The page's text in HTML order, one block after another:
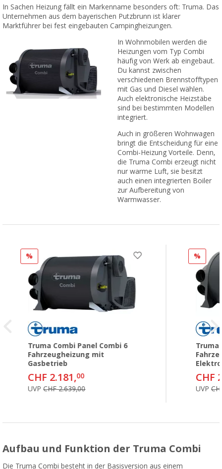
In Sachen Heizung fällt ein Markenname besonders oft: Truma. Das
Unternehmen aus dem bayerischen Putzbrunn ist klarer
Marktführer bei fest eingebauten Campingheizungen.
In Wohnmobilen werden die
Heizungen vom Typ Combi
häufig von Werk ab eingebaut.
Du kannst zwischen
verschiedenen Brennstofftypen
mit Gas und Diesel wählen.
Auch elektronische Heizstäbe
sind bei bestimmten Modellen
integriert.
Auch in größeren Wohnwagen
bringt die Entscheidung für eine
Combi-Heizung Vorteile. Denn,
die Truma Combi erzeugt nicht
nur warme Luft, sie besitzt
auch einen integrierten Boiler
zur Aufbereitung von
Warmwasser.
%
Truma Combi Panel Combi 6
Fahrzeugheizung mit
Gasbetrieb
CHF 2.181,00
UVPCHF 2.639,00
%
Truma
CHF
UVP
Aufbau und Funktion der Truma Combi
Die Truma Combi besteht in der Basisversion aus einem